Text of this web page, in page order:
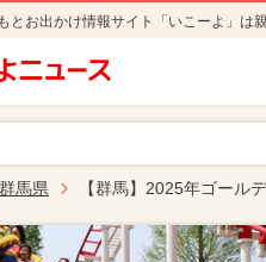
とお出かけ情報サイト「いこーよ」は
群馬県 【群馬】2025年ゴール